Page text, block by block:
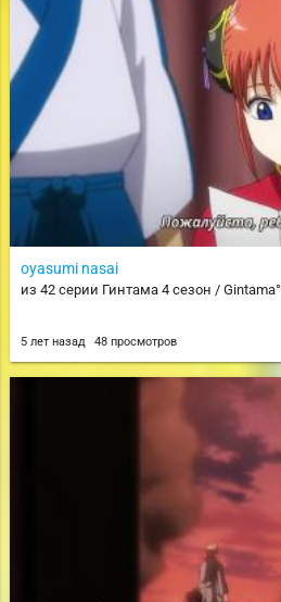
oyasumi nasai
из 42 серии Гинтама 4 сезон / Gintama°
5 лет назад 48 просмотров